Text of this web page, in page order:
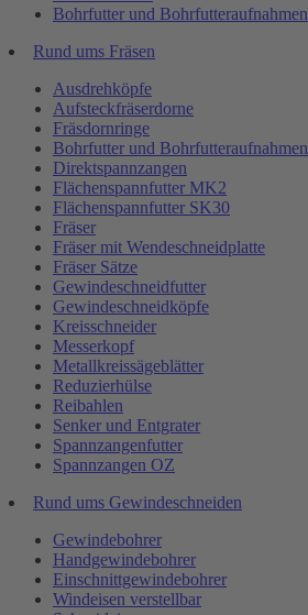
Bohrfutter und Bohrfutteraufnahmen
Rund ums Fräsen
Ausdrehköpfe
Aufsteckfräserdorne
Fräsdornringe
Bohrfutter und Bohrfutteraufnahmen
Direktspannzangen
Flächenspannfutter MK2
Flächenspannfutter SK30
Fräser
Fräser mit Wendeschneidplatte
Fräser Sätze
Gewindeschneidfutter
Gewindeschneidköpfe
Kreisschneider
Messerkopf
Metallkreissägeblätter
Reduzierhülse
Reibahlen
Senker und Entgrater
Spannzangenfutter
Spannzangen OZ
Rund ums Gewindeschneiden
Gewindebohrer
Handgewindebohrer
Einschnittgewindebohrer
Windeisen verstellbar